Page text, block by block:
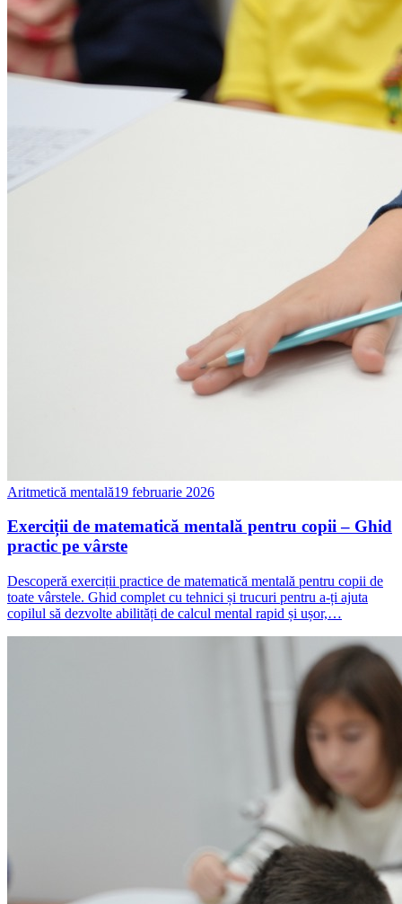
Aritmetică mentală19 februarie 2026
Exerciții de matematică mentală pentru copii – Ghid
practic pe vârste
Descoperă exerciții practice de matematică mentală pentru copii de
toate vârstele. Ghid complet cu tehnici și trucuri pentru a-ți ajuta
copilul să dezvolte abilități de calcul mental rapid și ușor,…